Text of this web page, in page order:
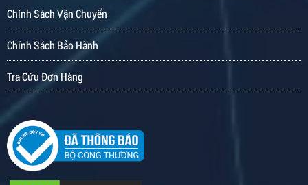
Chính Sách Vận Chuyển
Chính Sách Bảo Hành
Tra Cứu Đơn Hàng